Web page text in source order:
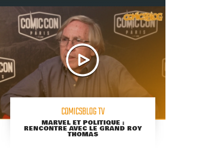
COMICSBLOG TV
MARVEL ET POLITIQUE :
RENCONTRE AVEC LE GRAND ROY
THOMAS